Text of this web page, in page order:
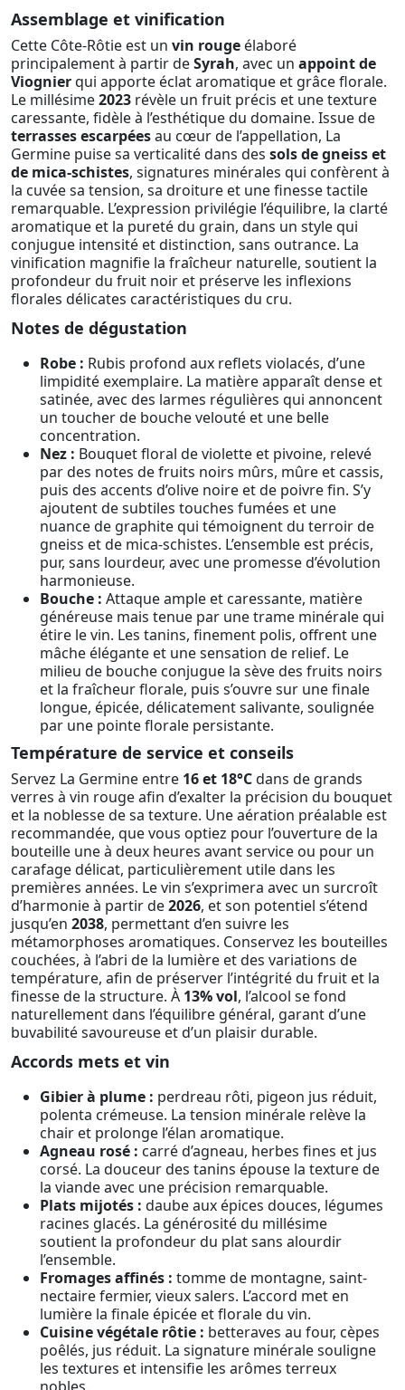
Assemblage et vinification
Cette Côte-Rôtie est un vin rouge élaboré
principalement à partir deSyrah, avec un appoint de
Viognierqui apporte éclat aromatique et grâce florale.
Le millésime2023 révèle un fruit précis et une texture
caressante, fidèle à l’esthétique du domaine. Issue de
terrasses escarpéesau cœur de l’appellation, La
Germine puise sa verticalité dans des sols de gneiss et
de mica-schistes, signatures minérales qui confèrent à
la cuvée sa tension, sa droiture et une finesse tactile
remarquable. L’expression privilégie l’équilibre, la clarté
aromatique et la pureté du grain, dans un style qui
conjugue intensité et distinction, sans outrance. La
vinification magnifie la fraîcheur naturelle, soutient la
profondeur du fruit noir et préserve les inflexions
florales délicates caractéristiques du cru.
Notes de dégustation
Robe : Rubis profond aux reflets violacés, d’une
limpidité exemplaire. La matière apparaît dense et
satinée, avec des larmes régulières qui annoncent
un toucher de bouche velouté et une belle
concentration.
Nez : Bouquet floral de violette et pivoine, relevé
par des notes de fruits noirs mûrs, mûre et cassis,
puis des accents d’olive noire et de poivre fin. S’y
ajoutent de subtiles touches fumées et une
nuance de graphite qui témoignent du terroir de
gneiss et de mica-schistes. L’ensemble est précis,
pur, sans lourdeur, avec une promesse d’évolution
harmonieuse.
Bouche : Attaque ample et caressante, matière
généreuse mais tenue par une trame minérale qui
étire le vin. Les tanins, finement polis, offrent une
mâche élégante et une sensation de relief. Le
milieu de bouche conjugue la sève des fruits noirs
et la fraîcheur florale, puis s’ouvre sur une finale
longue, épicée, délicatement salivante, soulignée
par une pointe florale persistante.
Température de service et conseils
Servez La Germine entre 16 et 18°Cdans de grands
verres à vin rouge afin d’exalter la précision du bouquet
et la noblesse de sa texture. Une aération préalable est
recommandée, que vous optiez pour l’ouverture de la
bouteille une à deux heures avant service ou pour un
carafage délicat, particulièrement utile dans les
premières années. Le vin s’exprimera avec un surcroît
d’harmonie à partir de2026, et son potentiel s’étend
jusqu’en 2038, permettant d’en suivre les
métamorphoses aromatiques. Conservez les bouteilles
couchées, à l’abri de la lumière et des variations de
température, afin de préserver l’intégrité du fruit et la
finesse de la structure. À 13% vol, l’alcool se fond
naturellement dans l’équilibre général, garant d’une
buvabilité savoureuse et d’un plaisir durable.
Accords mets et vin
Gibier à plume : perdreau rôti, pigeon jus réduit,
polenta crémeuse. La tension minérale relève la
chair et prolonge l’élan aromatique.
Agneau rosé : carré d’agneau, herbes fines et jus
corsé. La douceur des tanins épouse la texture de
la viande avec une précision remarquable.
Plats mijotés : daube aux épices douces, légumes
racines glacés. La générosité du millésime
soutient la profondeur du plat sans alourdir
l’ensemble.
Fromages affinés : tomme de montagne, saint-
nectaire fermier, vieux salers. L’accord met en
lumière la finale épicée et florale du vin.
Cuisine végétale rôtie : betteraves au four, cèpes
poêlés, jus réduit. La signature minérale souligne
les textures et intensifie les arômes terreux